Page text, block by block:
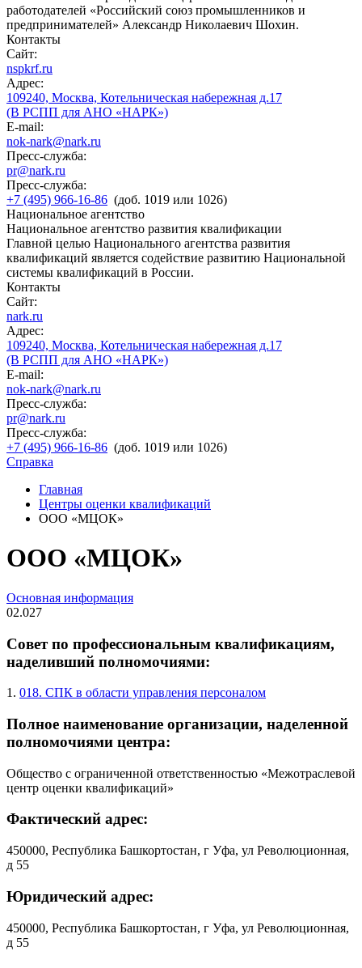
работодателей «Российский союз промышленников и
предпринимателей» Александр Николаевич Шохин.
Контакты
Сайт:
nspkrf.ru
Адрес:
109240, Москва, Котельническая набережная д.17
(В РСПП для АНО «НАРК»)
E-mail:
nok-nark@nark.ru
Пресс-служба:
pr@nark.ru
Пресс-служба:
+7 (495) 966-16-86 (доб. 1019 или 1026)
Национальное агентство
Национальное агентство развития квалификации
Главной целью Национального агентства развития
квалификаций является содействие развитию Национальной
системы квалификаций в России.
Контакты
Сайт:
nark.ru
Адрес:
109240, Москва, Котельническая набережная д.17
(В РСПП для АНО «НАРК»)
E-mail:
nok-nark@nark.ru
Пресс-служба:
pr@nark.ru
Пресс-служба:
+7 (495) 966-16-86 (доб. 1019 или 1026)
Справка
Главная
Центры оценки квалификаций
ООО «МЦОК»
ООО «МЦОК»
Основная информация
02.027
Совет по профессиональным квалификациям,
наделивший полномочиями:
1. 018. СПК в области управления персоналом
Полное наименование организации, наделенной
полномочиями центра:
Общество с ограниченной ответственностью «Межотраслевой
центр оценки квалификаций»
Фактический адрес:
450000, Республика Башкортостан, г Уфа, ул Революционная,
д 55
Юридический адрес:
450000, Республика Башкортостан, г Уфа, ул Революционная,
д 55